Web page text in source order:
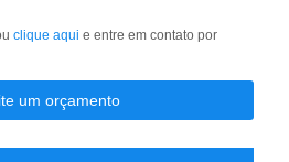
clique aqui e entre em contato por
um orçamento